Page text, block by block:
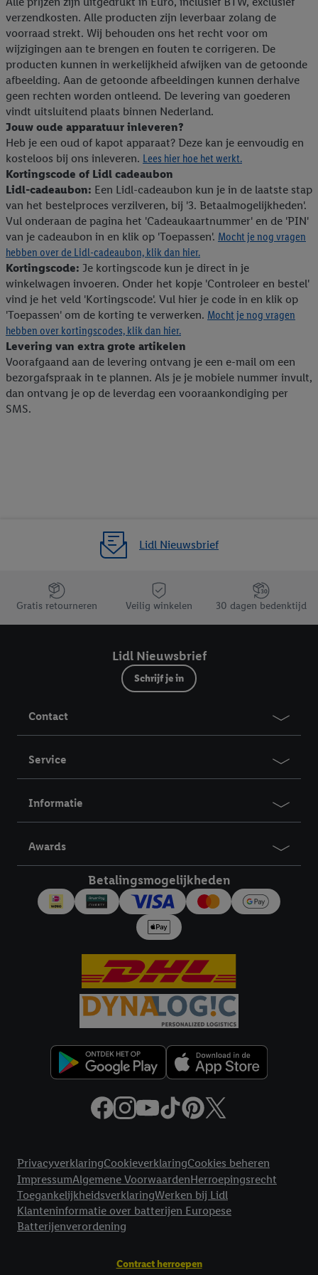
verzendkosten. Alle producten zijn leverbaar zolang de
voorraad strekt. Wij behouden ons het recht voor om
wijzigingen aan te brengen en fouten te corrigeren. De
producten kunnen in werkelijkheid afwijken van de getoonde
afbeelding. Aan de getoonde afbeeldingen kunnen derhalve
geen rechten worden ontleend. De levering van goederen
vindt uitsluitend plaats binnen Nederland.
Jouw oude apparatuur inleveren?
Heb je een oud of kapot apparaat? Deze kan je eenvoudig en
kosteloos bij ons inleveren. Lees hier hoe het werkt.
Kortingscode of Lidl cadeaubon
Lidl-cadeaubon: Een Lidl-cadeaubon kun je in de laatste stap
van het bestelproces verzilveren, bij '3. Betaalmogelijkheden'.
Vul onderaan de pagina het 'Cadeaukaartnummer' en de 'PIN'
van je cadeaubon in en klik op 'Toepassen'. Mocht je nog vragen
hebben over de Lidl-cadeaubon, klik dan hier.
Kortingscode: Je kortingscode kun je direct in je
winkelwagen invoeren. Onder het kopje 'Controleer en bestel'
vind je het veld 'Kortingscode'. Vul hier je code in en klik op
'Toepassen' om de korting te verwerken. Mocht je nog vragen
hebben over kortingscodes, klik dan hier.
Levering van extra grote artikelen
Voorafgaand aan de levering ontvang je een e-mail om een
bezorgafspraak in te plannen. Als je je mobiele nummer invult,
dan ontvang je op de leverdag een vooraankondiging per
SMS.
Lidl Nieuwsbrief
Jouw voordelen bij ons als Lidl webshop klant
Gratis retourneren Veilig winkelen 30 dagen bedenktijd
Lidl Nieuwsbrief
Schrijf je in
Contact
Service
Informatie
Awards
Betalingsmogelijkheden
PrivacyverklaringCookieverklaringCookies beheren
ImpressumAlgemene VoorwaardenHerroepingsrecht
ToegankelijkheidsverklaringWerken bij Lidl
Klanteninformatie over batterijen Europese
Batterijenverordening
Contract herroepen
Criteo S.A. beschikt, aan jou kunnen worden toegewezen.
Onder "Aanpassen" kun je aangeven met welke cookies en
vergelijkbare technieken en met welke verwerkingsdoeleinden
je instemt. Verder kan je er meer informatie vinden over de
gegevensverwerking.
Door te klikken op "Weigeren", kies je voor de optie dat er enkel
technisch noodzakelijke cookies en vergelijkbare technieken
worden gebruikt.
Door op "Akkoord" te klikken, stem je in met alle verwerkingen
voor alle bovengenoemde doeleinden. Meer informatie,
inclusief over de opslagperiode van de gegevens en je recht om
jouw toestemming op elk gewenst moment in te trekken, vind je
in onzeprivacyverklaring.Je vindt de impressum voor de Lidl
website hier.
Klik hier
voor meer informatie over de cookies die
wij inzetten.